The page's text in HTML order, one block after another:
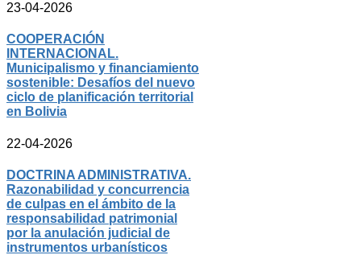
23-04-2026
COOPERACIÓN
INTERNACIONAL.
Municipalismo y financiamiento
sostenible: Desafíos del nuevo
ciclo de planificación territorial
en Bolivia
22-04-2026
DOCTRINA ADMINISTRATIVA.
Razonabilidad y concurrencia
de culpas en el ámbito de la
responsabilidad patrimonial
por la anulación judicial de
instrumentos urbanísticos